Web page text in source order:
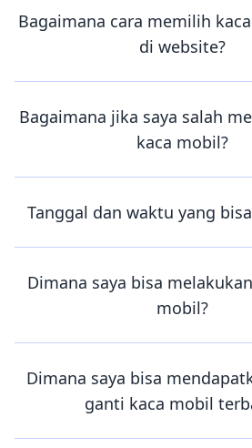
Bagaimana cara memilih
di website?
Bagaimana jika saya salah
kaca mobil?
Tanggal dan waktu yang
Dimana saya bisa
mobil?
Dimana saya bisa
ganti kaca mobil